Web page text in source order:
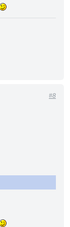
#8